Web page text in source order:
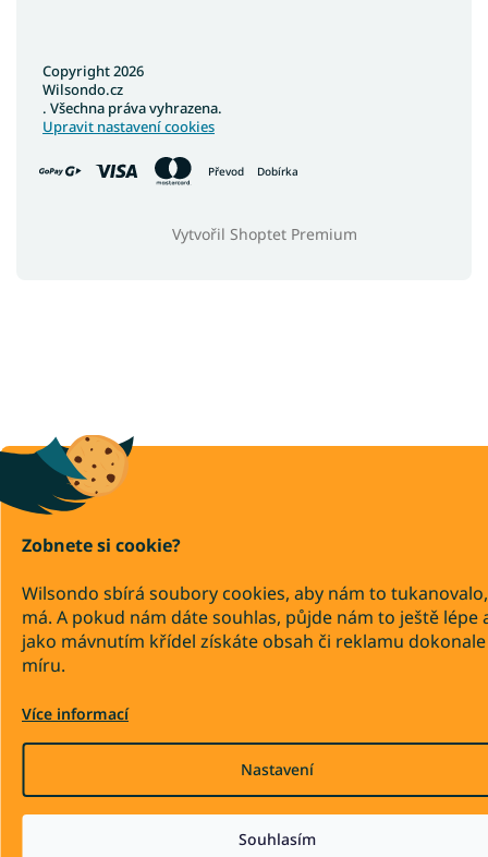
Zobnete si cookie?
Wilsondo sbírá soubory cookies, aby nám to
má. A pokud nám dáte souhlas, půjde nám to ještě lépe
jako mávnutím křídel získáte obsah či reklamu
míru.
Více informací
Nastavení
Souhlasím
Převod Dobírka
Vytvořil Shoptet Premium
Copyright 2026
Wilsondo.cz
. Všechna práva vyhrazena.
Upravit nastavení cookies